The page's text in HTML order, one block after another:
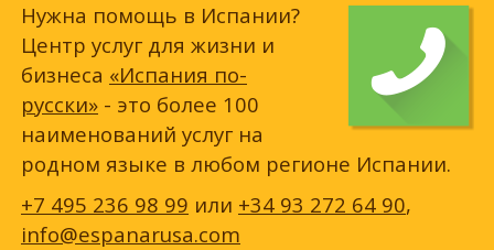
Нужна помощь в Испании?
Центр услуг для жизни и
бизнеса «Испания по-
русски» - это более 100
наименований услуг на
родном языке в любом регионе Испании.
+7 495 236 98 99 или +34 93 272 64 90,
info@espanarusa.com